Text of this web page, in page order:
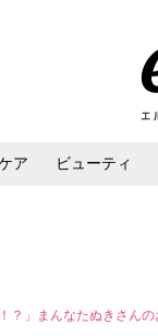
ア ビューティ
？」まんなたぬきさん